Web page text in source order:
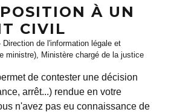
À UN
CIVIL
de l'information légale et
ministre), Ministère chargé de la justice
de contester une décision
arrêt...) rendue en votre
n'avez pas eu connaissance de